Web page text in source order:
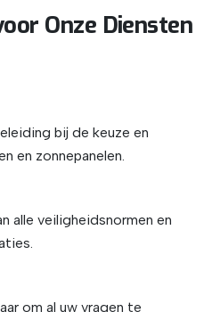
Onze Diensten
bij de keuze en
en zonnepanelen.
alle veiligheidsnormen en
om al uw vragen te